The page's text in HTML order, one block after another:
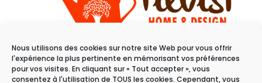
Nous utilisons des cookies sur notre site Web pour vous offrir
l'expérience la plus pertinente en mémorisant vos préférences
pour vos visites. En cliquant sur « Tout accepter », vous
consentez à l'utilisation de TOUS les cookies. Cependant, vous
11 rue du raisin
68100 Mulhouse